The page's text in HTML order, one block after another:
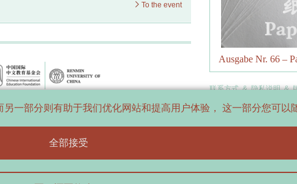
To the event
Ausgabe Nr. 66 –
联系方式&隐私说明&
一部分则有助于我们优化网站和提高用户体验， 这一部分您可以
全部接受